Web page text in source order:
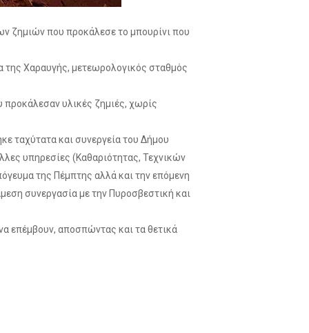
ζημιών που προκάλεσε το μπουρίνι που
της Χαραυγής, μετεωρολογικός σταθμός
υλικές ζημιές, χωρίς
ταχύτατα και συνεργεία του Δήμου
υπηρεσίες (Καθαριότητας, Τεχνικών
της Πέμπτης αλλά και την επόμενη
συνεργασία με την Πυροσβεστική και
επέμβουν, αποσπώντας και τα θετικά